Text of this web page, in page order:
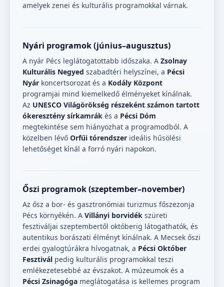
amelyek zenei és kulturális programokkal várnak.
Nyári programok (június–augusztus)
A nyár Pécs leglátogatottabb időszaka. A Zsolnay
Kulturális Negyed szabadtéri helyszínei, a Pécsi
Nyár koncertsorozat és a Kodály Központ
programjai mind kiemelkedő élményeket kínálnak.
Az UNESCO Világörökség részeként számon tartott
ókeresztény sírkamrák és a Pécsi Dóm
megtekintése sem hiányozhat a programodból. A
közelben lévő Orfűi tórendszer ideális hűsölési
lehetőséget kínál a forró nyári napokon.
Őszi programok (szeptember–november)
Az ősz a bor- és gasztronómiai turizmus főszezonja
Pécs környékén. A Villányi borvidék szüreti
fesztiváljai szeptembertől októberig látogathatók, és
autentikus borászati élményt kínálnak. A Mecsek őszi
erdei gyalogtúrákra hívogatnak, a Pécsi Október
Fesztivál pedig kulturális programokkal teszi
emlékezetesebbé az évszakot. A múzeumok és a
Pécsi Zsinagóga meglátogatása is kellemes program